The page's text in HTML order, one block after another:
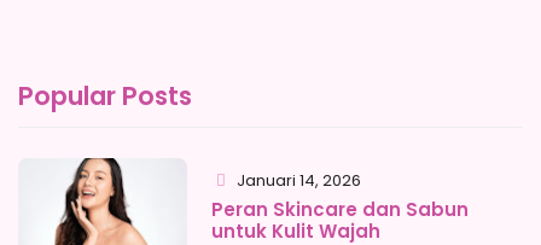
Popular Posts
Januari 14, 2026
Peran Skincare dan Sabun
untuk Kulit Wajah